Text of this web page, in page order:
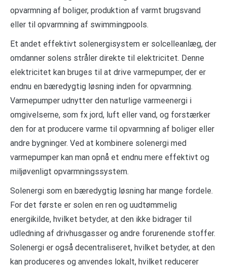
opvarmning af boliger, produktion af varmt brugsvand
eller til opvarmning af swimmingpools.
Et andet effektivt solenergisystem er solcelleanlæg, der
omdanner solens stråler direkte til elektricitet. Denne
elektricitet kan bruges til at drive varmepumper, der er
endnu en bæredygtig løsning inden for opvarmning.
Varmepumper udnytter den naturlige varmeenergi i
omgivelserne, som fx jord, luft eller vand, og forstærker
den for at producere varme til opvarmning af boliger eller
andre bygninger. Ved at kombinere solenergi med
varmepumper kan man opnå et endnu mere effektivt og
miljøvenligt opvarmningssystem.
Solenergi som en bæredygtig løsning har mange fordele.
For det første er solen en ren og uudtømmelig
energikilde, hvilket betyder, at den ikke bidrager til
udledning af drivhusgasser og andre forurenende stoffer.
Solenergi er også decentraliseret, hvilket betyder, at den
kan produceres og anvendes lokalt, hvilket reducerer